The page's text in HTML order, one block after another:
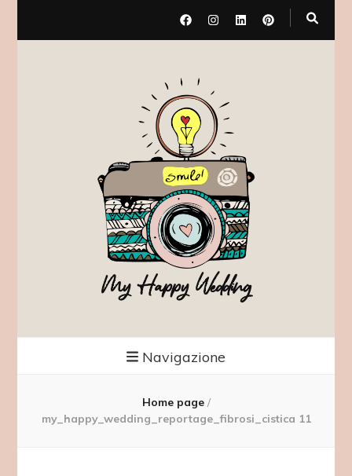
My Happy Wedding
Navigazione
Home page /
my_happy_wedding_reportage_fibrosi_cistica 11